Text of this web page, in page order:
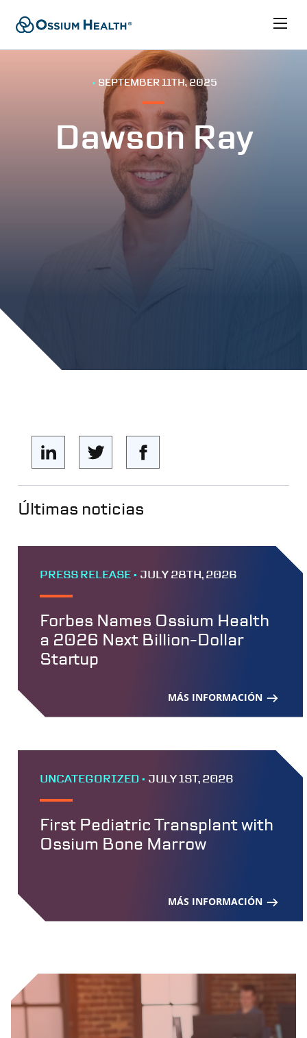
• SEPTEMBER 11TH, 2025
Dawson Ray
Últimas noticias
PRESS RELEASE • JULY 28TH, 2026
Forbes Names Ossium Health
a 2026 Next Billion-Dollar
Startup
MÁS INFORMACIÓN
UNCATEGORIZED • JULY 1ST, 2026
First Pediatric Transplant with
Ossium Bone Marrow
MÁS INFORMACIÓN